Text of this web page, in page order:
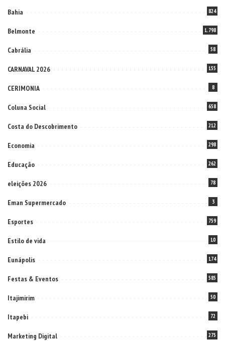
Bahia 824
Belmonte 1.798
Cabrália 58
CARNAVAL 2026 155
CERIMONIA 8
Coluna Social 658
Costa do Descobrimento 212
Economia 298
Educação 262
eleições 2026 78
Eman Supermercado 3
Esportes 759
Estilo de vida 10
Eunápolis 174
Festas & Eventos 585
Itajimirim 50
Itapebi 72
Marketing Digital 275